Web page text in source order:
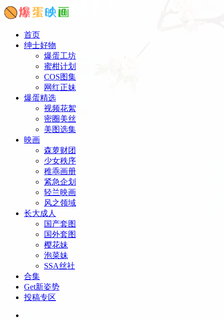
首页
绅士好物
爆蛋工坊
蜜柑计划
COS图集
网红正妹
爆蛋精选
视频花絮
密圈美丝
美图选集
映画
森萝财团
少女秩序
稚乖画册
紧急企划
轻兰映画
风之领域
长大成人
国产套图
国外套图
樱花妹
泡菜妹
SSA丝社
合集
Get新姿势
投稿专区